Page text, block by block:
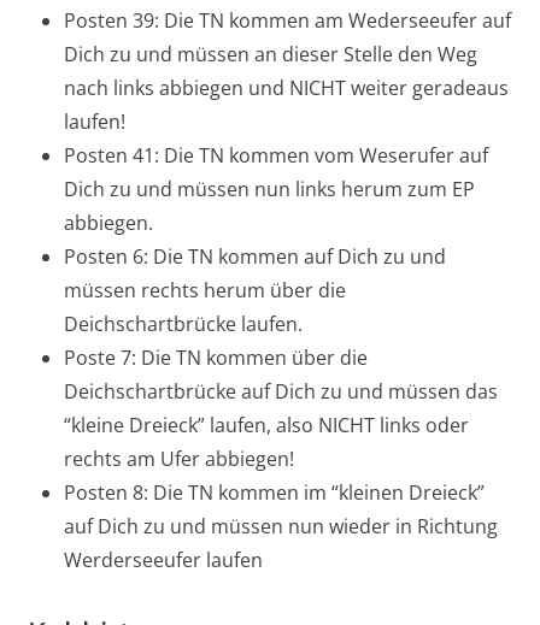
Posten 39: Die TN kommen am Wederseeufer auf
Dich zu und müssen an dieser Stelle den Weg
nach links abbiegen und NICHT weiter geradeaus
laufen!
Posten 41: Die TN kommen vom Weserufer auf
Dich zu und müssen nun links herum zum EP
abbiegen.
Posten 6: Die TN kommen auf Dich zu und
müssen rechts herum über die
Deichschartbrücke laufen.
Poste 7: Die TN kommen über die
Deichschartbrücke auf Dich zu und müssen das
“kleine Dreieck” laufen, also NICHT links oder
rechts am Ufer abbiegen!
Posten 8: Die TN kommen im “kleinen Dreieck”
auf Dich zu und müssen nun wieder in Richtung
Werderseeufer laufen